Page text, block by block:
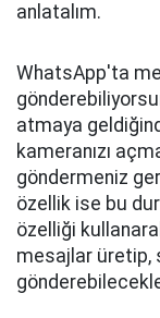
anlatalım.
WhatsApp'ta
atmaya
kameranızı
göndermeniz
özellik ise bu
özelliği
mesajlar üretip,